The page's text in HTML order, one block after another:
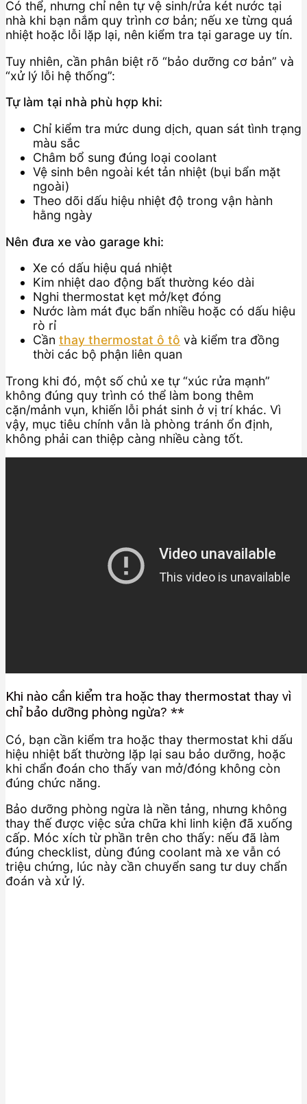
Có thể, nhưng chỉ nên tự vệ sinh/rửa két nước tại
nhà khi bạn nắm quy trình cơ bản; nếu xe từng quá
nhiệt hoặc lỗi lặp lại, nên kiểm tra tại garage uy tín.
Tuy nhiên, cần phân biệt rõ “bảo dưỡng cơ bản” và
“xử lý lỗi hệ thống”:
Tự làm tại nhà phù hợp khi:
Chỉ kiểm tra mức dung dịch, quan sát tình trạng
màu sắc
Châm bổ sung đúng loại coolant
Vệ sinh bên ngoài két tản nhiệt (bụi bẩn mặt
ngoài)
Theo dõi dấu hiệu nhiệt độ trong vận hành
hằng ngày
Nên đưa xe vào garage khi:
Xe có dấu hiệu quá nhiệt
Kim nhiệt dao động bất thường kéo dài
Nghi thermostat kẹt mở/kẹt đóng
Nước làm mát đục bẩn nhiều hoặc có dấu hiệu
rò rỉ
Cần thay thermostat ô tô và kiểm tra đồng
thời các bộ phận liên quan
Trong khi đó, một số chủ xe tự “xúc rửa mạnh”
không đúng quy trình có thể làm bong thêm
cặn/mảnh vụn, khiến lỗi phát sinh ở vị trí khác. Vì
vậy, mục tiêu chính vẫn là phòng tránh ổn định,
không phải can thiệp càng nhiều càng tốt.
Khi nào cần kiểm tra hoặc thay thermostat thay vì
chỉ bảo dưỡng phòng ngừa? **
Có, bạn cần kiểm tra hoặc thay thermostat khi dấu
hiệu nhiệt bất thường lặp lại sau bảo dưỡng, hoặc
khi chẩn đoán cho thấy van mở/đóng không còn
đúng chức năng.
Bảo dưỡng phòng ngừa là nền tảng, nhưng không
thay thế được việc sửa chữa khi linh kiện đã xuống
cấp. Móc xích từ phần trên cho thấy: nếu đã làm
đúng checklist, dùng đúng coolant mà xe vẫn có
triệu chứng, lúc này cần chuyển sang tư duy chẩn
đoán và xử lý.